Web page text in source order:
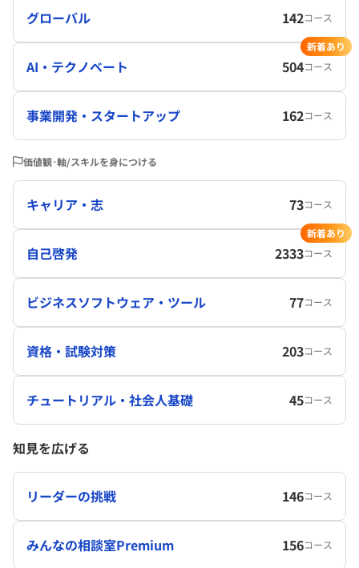
グローバル 142コース
AI・テクノベート 504コース
新着あり
事業開発・スタートアップ 162コース
価値観･軸/スキルを身につける
キャリア・志 73コース
自己啓発 2333コース
新着あり
ビジネスソフトウェア・ツール 77コース
資格・試験対策 203コース
チュートリアル・社会人基礎 45コース
知見を広げる
リーダーの挑戦 146コース
みんなの相談室Premium 156コース